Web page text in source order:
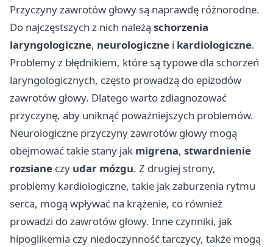
Przyczyny zawrotów głowy są naprawdę różnorodne.
Do najczęstszych z nich należą schorzenia
laryngologiczne, neurologiczne i kardiologiczne.
Problemy z błędnikiem, które są typowe dla schorzeń
laryngologicznych, często prowadzą do epizodów
zawrotów głowy. Dlatego warto zdiagnozować
przyczynę, aby uniknąć poważniejszych problemów.
Neurologiczne przyczyny zawrotów głowy mogą
obejmować takie stany jak migrena, stwardnienie
rozsiane czy udar mózgu. Z drugiej strony,
problemy kardiologiczne, takie jak zaburzenia rytmu
serca, mogą wpływać na krążenie, co również
prowadzi do zawrotów głowy. Inne czynniki, jak
hipoglikemia czy niedoczynność tarczycy, także mogą